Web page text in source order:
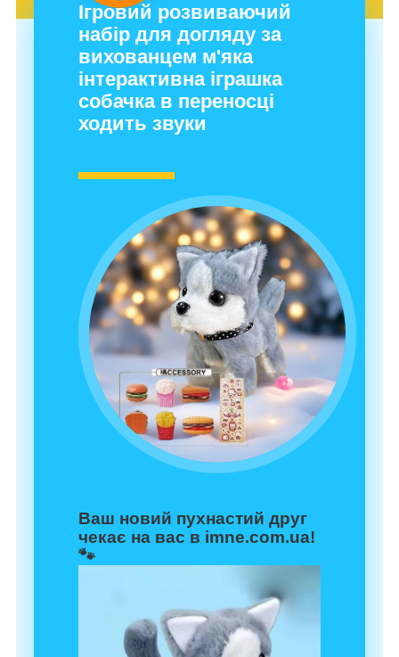
Ігровий розвиваючий
набір для догляду за
вихованцем м'яка
інтерактивна іграшка
собачка в переносці
ходить звуки
Ваш новий пухнастий друг
чекає на вас в imne.com.ua!
🐾